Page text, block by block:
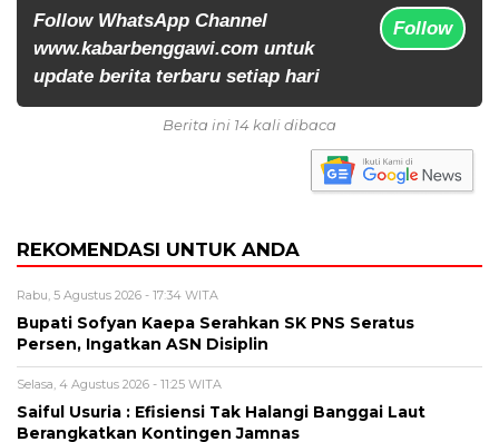
Follow WhatsApp Channel
www.kabarbenggawi.com untuk
update berita terbaru setiap hari
Follow
Berita ini 14 kali dibaca
REKOMENDASI UNTUK ANDA
Rabu, 5 Agustus 2026 - 17:34 WITA
Bupati Sofyan Kaepa Serahkan SK PNS Seratus
Persen, Ingatkan ASN Disiplin
Selasa, 4 Agustus 2026 - 11:25 WITA
Saiful Usuria : Efisiensi Tak Halangi Banggai Laut
Berangkatkan Kontingen Jamnas